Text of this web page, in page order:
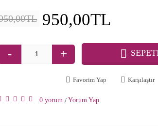
950,00TL
- +
Favorim Yap Karşılaştır
0 yorum / Yorum Yap